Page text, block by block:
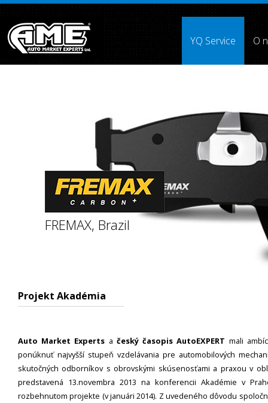
">
YQ Service O
FREMAX, Brazil
Projekt Akadémia
Auto Market Experts a český časopis AutoEXPERT mali
ponúknuť najvyšší stupeň vzdelávania pre automobilových
skutočných odborníkov s obrovskými skúsenosťami a praxou v
predstavená 13.novembra 2013 na konferencii Akadémie v
rozbehnutom projekte (v januári 2014). Z uvedeného dôvodu